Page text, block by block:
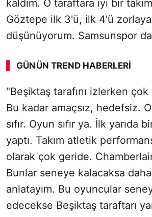
kaldım. O taraftara iyi bir
Göztepe ilk 3'ü, ilk 4'ü
düşünüyorum. Samsunspor
GÜNÜN TREND HABERLERI
00:01 / 08:43
"Beşiktaş tarafını izlerken çok
Bu kadar amaçsız, hedefsiz.
sıfır. Oyun sıfır ya. İlk yarıda
yaptı. Takım atletik
olarak çok geride.
Bunlar seneye kalacaksa
anlatayım. Bu oyuncular
edecekse Beşiktaş taraftarı